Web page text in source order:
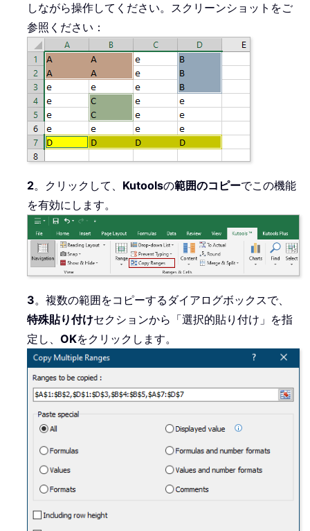
しながら操作してください。スクリーンショットをご
参照ください：
2。クリックして、 Kutoolsの範囲のコピーでこの機能
を有効にします。
3。複数の範囲をコピーするダイアログボックスで、
特殊貼り付けセクションから「選択的貼り付け」を指
定し、 OKをクリックします。